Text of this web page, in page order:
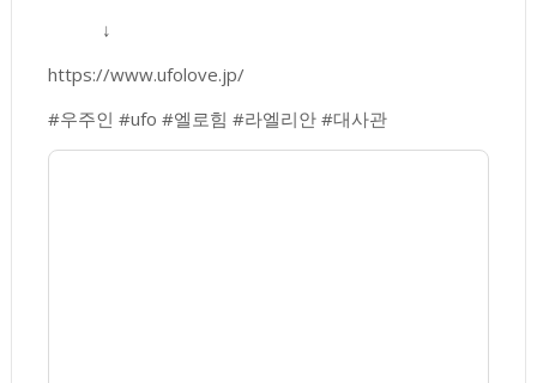
↓
https://www.ufolove.jp/
#우주인 #ufo #엘로힘 #라엘리안 #대사관